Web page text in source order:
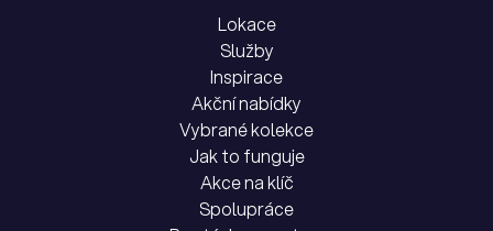
Lokace
Služby
Inspirace
Akční nabídky
Vybrané kolekce
Jak to funguje
Akce na klíč
Spolupráce